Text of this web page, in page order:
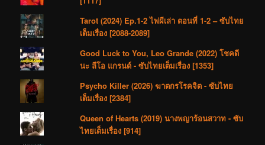
Tarot (2024) Ep.1-2 ไพ่ผีเล่า ตอนที่ 1-2 – ซับไทย
เต็มเรื่อง [2088-2089]
Good Luck to You, Leo Grande (2022) โชคดี
นะ ลีโอ แกรนด์ - ซับไทยเต็มเรื่อง [1353]
Psycho Killer (2026) ฆาตกรโรคจิต - ซับไทย
เต็มเรื่อง [2384]
Queen of Hearts (2019) นางพญาร้อนสวาท - ซับ
ไทยเต็มเรื่อง [914]